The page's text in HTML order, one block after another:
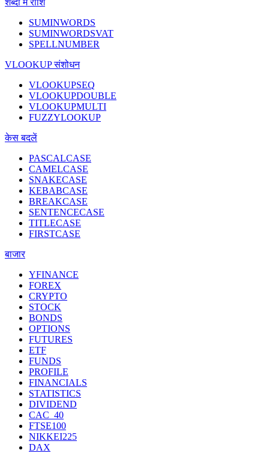
शब्दों में राशि
SUMINWORDS
SUMINWORDSVAT
SPELLNUMBER
VLOOKUP संशोधन
VLOOKUPSEQ
VLOOKUPDOUBLE
VLOOKUPMULTI
FUZZYLOOKUP
केस बदलें
PASCALCASE
CAMELCASE
SNAKECASE
KEBABCASE
BREAKCASE
SENTENCECASE
TITLECASE
FIRSTCASE
बाजार
YFINANCE
FOREX
CRYPTO
STOCK
BONDS
OPTIONS
FUTURES
ETF
FUNDS
PROFILE
FINANCIALS
STATISTICS
DIVIDEND
CAC_40
FTSE100
NIKKEI225
DAX